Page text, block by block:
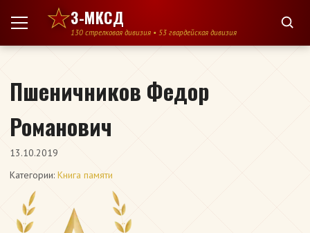
Перейти к содержимому
3-МКСД
130 стрелковая дивизия • 53 гвардейская дивизия
Пшеничников Федор
Романович
13.10.2019
Категории: Книга памяти